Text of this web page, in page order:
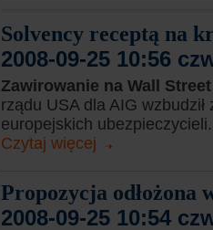
Solvency receptą na
2008-09-25 10:56
Zawirowanie na Wall
rządu USA dla AIG
europejskich ubezpieczycieli.
Czytaj więcej
Propozycja odłożona
2008-09-25 10:54